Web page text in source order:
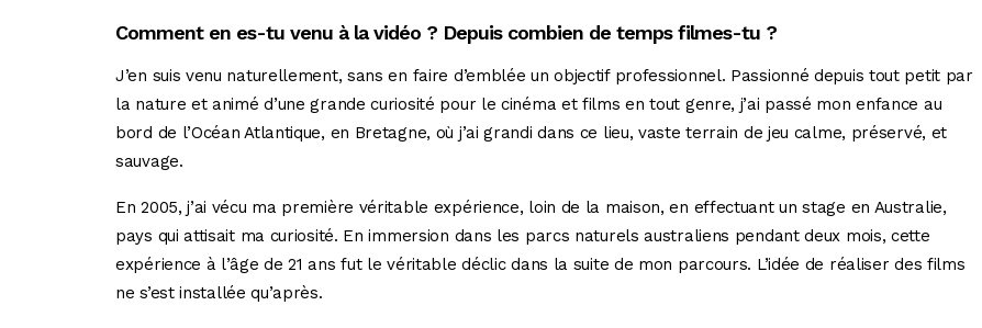
Comment en es-tu venu à la vidéo ? Depuis combien de temps filmes-tu ?
J’en suis venu naturellement, sans en faire d’emblée un objectif professionnel. Passionné depuis tout petit par
la nature et animé d’une grande curiosité pour le cinéma et films en tout genre, j’ai passé mon enfance au
bord de l’Océan Atlantique, en Bretagne, où j’ai grandi dans ce lieu, vaste terrain de jeu calme, préservé, et
sauvage.
En 2005, j’ai vécu ma première véritable expérience, loin de la maison, en effectuant un stage en Australie,
pays qui attisait ma curiosité. En immersion dans les parcs naturels australiens pendant deux mois, cette
expérience à l’âge de 21 ans fut le véritable déclic dans la suite de mon parcours. L’idée de réaliser des films
ne s’est installée qu’après.